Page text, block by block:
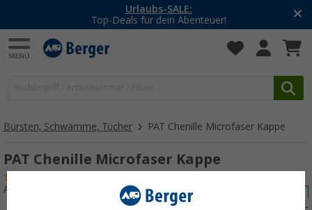
Urlaubs-SALE:
Top-Deals für dein Abenteuer!
Bürsten, Schwämme, Tücher PAT Chenille Microfaser Kappe
PAT Chenille Microfaser Kappe
Art.-Nr.: 263700